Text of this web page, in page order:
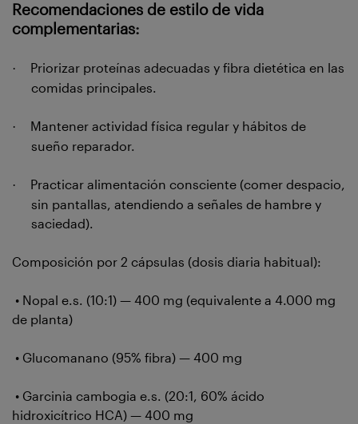
Recomendaciones de estilo de vida
complementarias:
·
Priorizar proteínas adecuadas y fibra dietética en las
comidas principales.
·
Mantener actividad física regular y hábitos de
sueño reparador.
·
Practicar alimentación consciente (comer despacio,
sin pantallas, atendiendo a señales de hambre y
saciedad).
Composición por 2 cápsulas (dosis diaria habitual):
• Nopal e.s. (10:1) — 400 mg (equivalente a 4.000 mg
de planta)
• Glucomanano (95% fibra) — 400 mg
• Garcinia cambogia e.s. (20:1, 60% ácido
hidroxicítrico HCA) — 400 mg